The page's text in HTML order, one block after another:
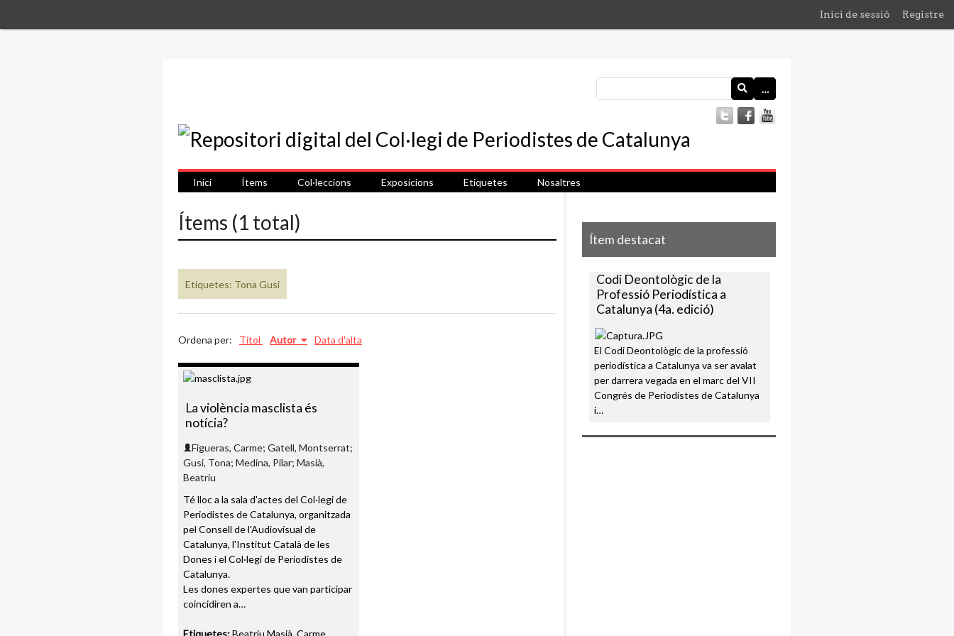
Inici de sessió Registre
…
Inici Ítems Col·leccions Exposicions Etiquetes Nosaltres
Ítems (1 total)
Etiquetes: Tona Gusi
Ordena per: Títol Autor Data d'alta
La violència masclista és
notícia?
Figueras, Carme; Gatell, Montserrat;
Gusi, Tona; Medina, Pilar; Masià,
Beatriu
Té lloc a la sala d'actes del Col·legi de
Periodistes de Catalunya, organitzada
pel Consell de l'Audiovisual de
Catalunya, l'Institut Català de les
Dones i el Col·legi de Periodistes de
Catalunya.
Les dones expertes que van participar
coincidiren a…
Etiquetes:Beatriu Masià Carme
Ítem destacat
Codi Deontològic de la
Professió Periodística a
Catalunya (4a. edició)
El Codi Deontològic de la professió
periodística a Catalunya va ser avalat
per darrera vegada en el marc del VII
Congrés de Periodistes de Catalunya
i…